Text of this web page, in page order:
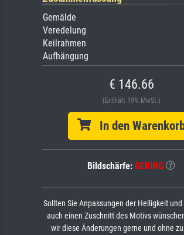
Gemälde
Veredelung
Keilrahmen
Aufhängung
€ 146.66
(Enthält 19% MwSt.)
In den
Bildschärfe: GERING
Sollten Sie Anpassungen der Helligkeit
auch einen Zuschnitt des Motivs
wir diese Änderungen gerne und ohne